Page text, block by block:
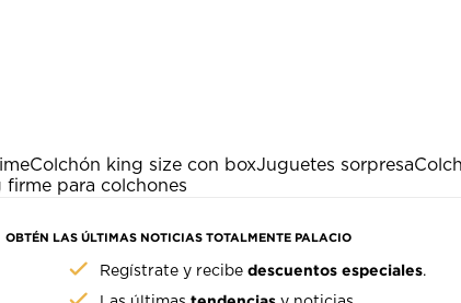
Colchón king size con boxJuguetes sorpresa
firme para colchones
OBTÉN LAS ÚLTIMAS NOTICIAS TOTALMENTE PALACIO
Regístrate y recibedescuentos especiales.